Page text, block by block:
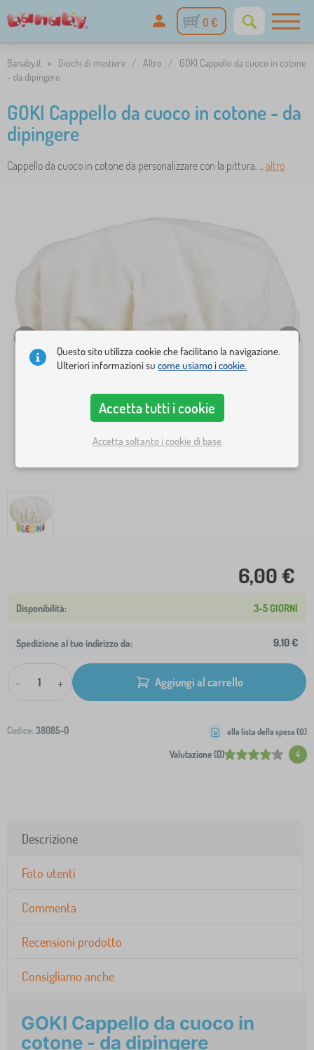
0 €
Banaby.it » Giochi di mestiere / Altro /
GOKI Cappello da cuoco in cotone
- da dipingere
GOKI Cappello da cuoco in cotone - da
dipingere
Cappello da cuoco in cotone da personalizzare con la pittura. .. altro
6,00 €
3-5 GIORNI
Spedizione al tuo indirizzo da: 9,10 €
- + Aggiungi al carrello
Codice: 38085-0
Valutazione (0) 4
alla lista della spesa (0)
Descrizione
Foto utenti
Commenta
Recensioni prodotto
Consigliamo anche
GOKI Cappello da cuoco in
cotone - da dipingere
Questo sito utilizza cookie che facilitano la navigazione.
Ulteriori informazioni sucome usiamo i cookie.
Accetta tutti i cookie
Accetta soltanto i cookie di base